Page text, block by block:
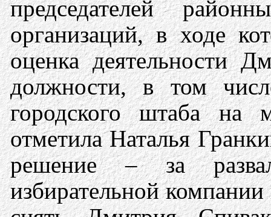
председателей
организаций, в ходе
оценка деятельности
должности, в том
городского штаба на
отметила Наталья
решение – за
избирательной